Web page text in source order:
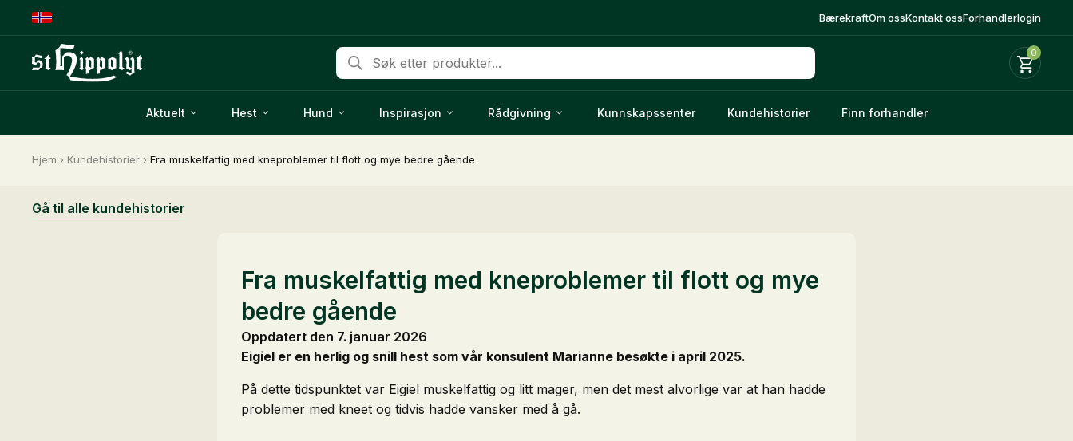
BærekraftOm ossKontakt ossForhandlerlogin
Products
search
0
Aktuelt Hest Hund Inspirasjon Rådgivning Kunnskapssenter Kundehistorier Finn forhandler
Hjem › Kundehistorier › Fra muskelfattig med kneproblemer til flott og mye bedre gående
Gå til alle kundehistorier
Fra muskelfattig med kneproblemer til flott og mye
bedre gående
Oppdatert den 7. januar 2026
Eigiel er en herlig og snill hest som vår konsulent Marianne besøkte i april 2025.
På dette tidspunktet var Eigiel muskelfattig og litt mager, men det mest alvorlige var at han hadde
problemer med kneet og tidvis hadde vansker med å gå.